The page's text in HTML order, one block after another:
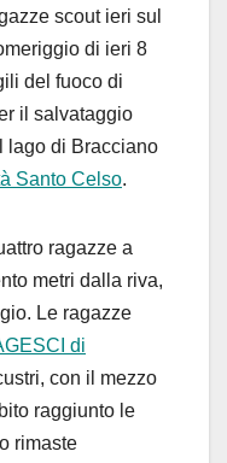
scout ieri sul
di ieri 8
del fuoco di
il salvataggio
lago di Bracciano
Santo Celso.
ragazze a
metri dalla riva,
Le ragazze
di
con il mezzo
raggiunto le
rimaste